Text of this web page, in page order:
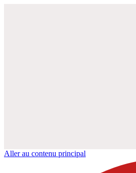
Aller au contenu principal